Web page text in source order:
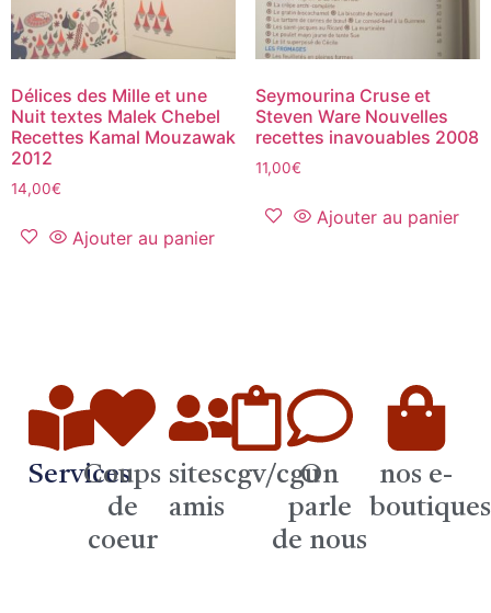
Délices des Mille et une
Nuit textes Malek Chebel
Recettes Kamal Mouzawak
2012
14,00€
Ajouter au panier
Seymourina Cruse et
Steven Ware Nouvelles
recettes inavouables 2008
11,00€
Ajouter au panier
Services
Coups
de
coeur
sites
amis
cgv/cguOn
parle
de nous
nos e-
boutiques